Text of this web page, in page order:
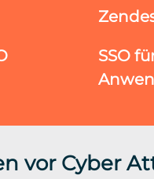
SSO
vor Cyber